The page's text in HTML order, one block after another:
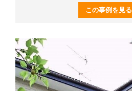
この事例を見る